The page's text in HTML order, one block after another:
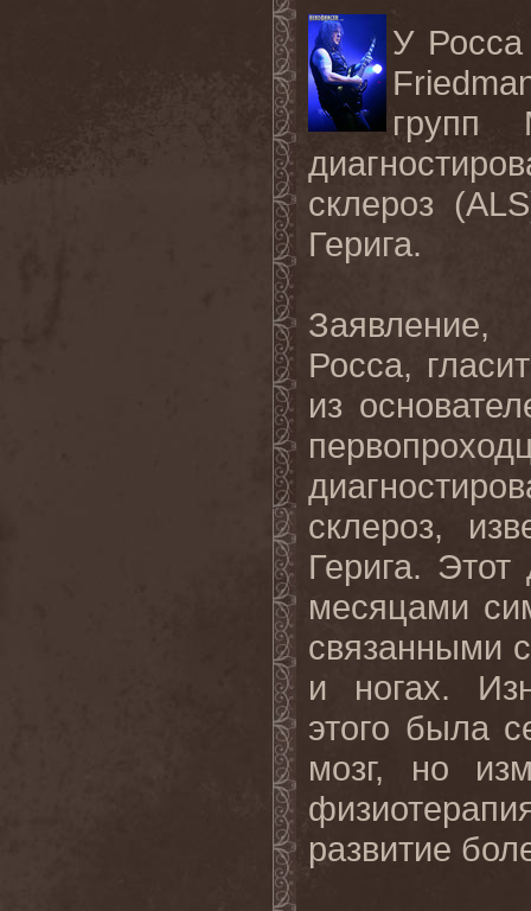
У
групп
склероз (ALS
Герига.
Заявление,
Росса,
из
склероз,
Герига. Этот
месяцами
связанными
и ногах.
этого была
мозг, но
развитие